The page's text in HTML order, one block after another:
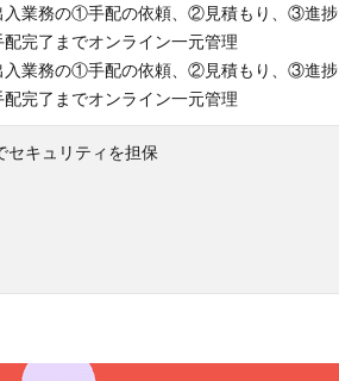
入業務の①手配の依頼、②見積もり、③進捗
完了までオンライン一元管理
入業務の①手配の依頼、②見積もり、③進捗
完了までオンライン一元管理
セキュリティを担保